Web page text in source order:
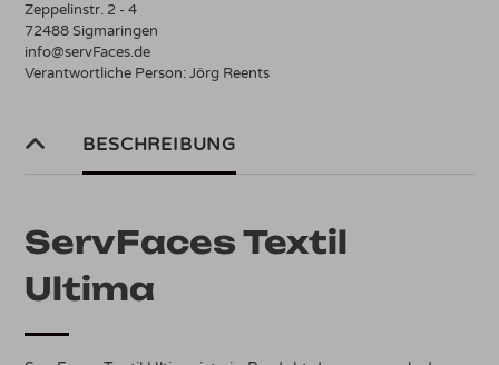
Zeppelinstr. 2 - 4
72488 Sigmaringen
info@servFaces.de
Verantwortliche Person:Jörg Reents
BESCHREIBUNG
ServFaces Textil
Ultima